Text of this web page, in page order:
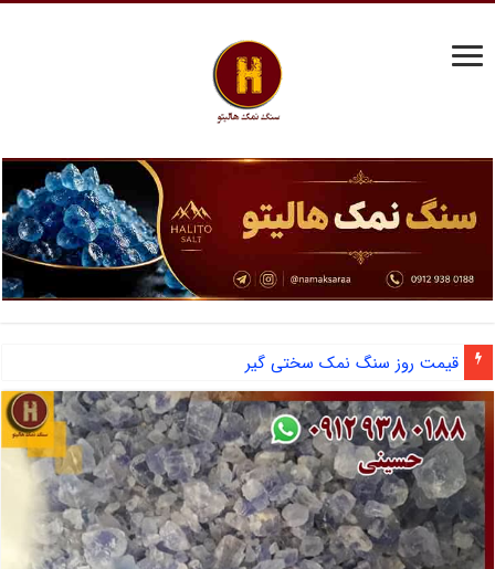
قیمت روز سنگ نمک سختی گیر